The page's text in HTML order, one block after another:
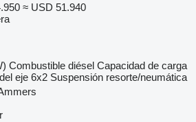
≈ USD 51.940
Combustible diésel Capacidad de carga
eje 6x2 Suspensión resorte/neumática